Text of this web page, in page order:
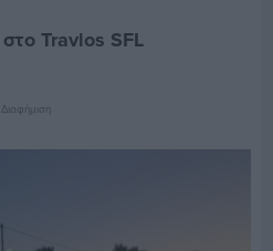
Travlos SFL
Διαφήμιση